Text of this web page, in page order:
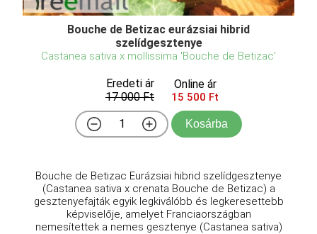
Bouche de Betizac eurázsiai hibrid
szelídgesztenye
Castanea sativa x mollissima 'Bouche de Betizac'
Eredeti ár
17 000 Ft
Online ár
15 500 Ft
Kosárba
Bouche de Betizac Eurázsiai hibrid szelídgesztenye
(Castanea sativa x crenata Bouche de Betizac) a
gesztenyefajták egyik legkiválóbb és legkeresettebb
képviselője, amelyet Franciaországban
nemesítettek a nemes gesztenye (Castanea sativa)